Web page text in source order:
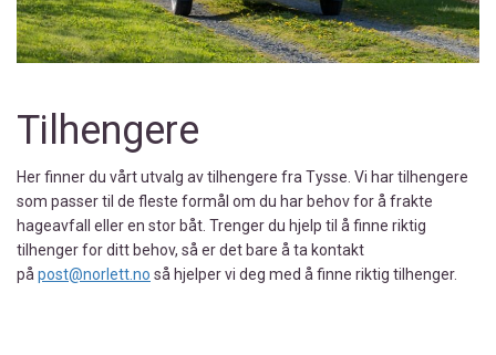
Tilhengere
Her finner du vårt utvalg av tilhengere fra Tysse. Vi har tilhengere
som passer til de fleste formål om du har behov for å frakte
hageavfall eller en stor båt. Trenger du hjelp til å finne riktig
tilhenger for ditt behov, så er det bare å ta kontakt
på post@norlett.no så hjelper vi deg med å finne riktig tilhenger.